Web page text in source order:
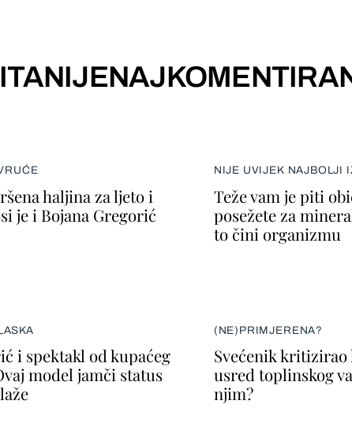
haljina za ljeto i
je i Bojana Gregorić
NIJE UVIJEK NAJBOLJI
Teže vam je piti
posežete za
to čini organizmu
i spektakl od kupaćeg
model jamči status
(NE)PRIMJERENA?
Svećenik
usred toplinskog
njim?